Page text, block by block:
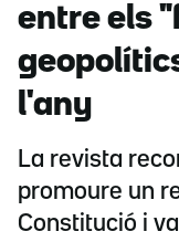
entre els
l'any
La revista
promoure un
Constitució i